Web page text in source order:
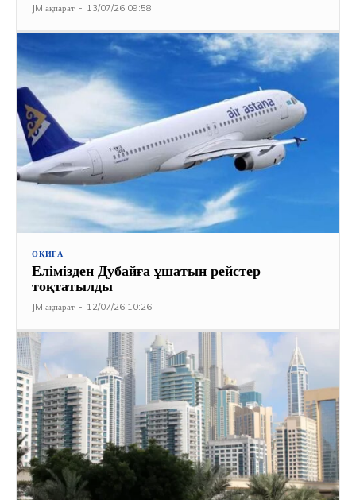
JM ақпарат - 13/07/26 09:58
ОҚИҒА
Елімізден Дубайға ұшатын рейстер
тоқтатылды
JM ақпарат - 12/07/26 10:26